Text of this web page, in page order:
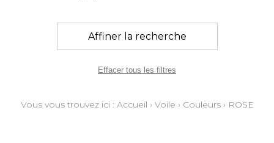
Affiner la recherche
Effacer tous les filtres
Vous vous trouvez ici : Accueil › Voile › Couleurs› ROSE